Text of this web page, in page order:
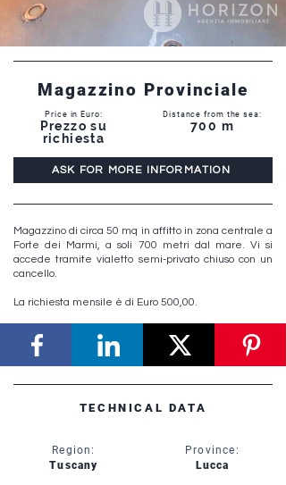
Magazzino Provinciale
Price in Euro:
Prezzo su
richiesta
Distance from the sea:
700 m
ASK FOR MORE INFORMATION
Magazzino di circa 50 mq in affitto in zona centrale a
Forte dei Marmi, a soli 700 metri dal mare. Vi si
accede tramite vialetto semi-privato chiuso con un
cancello.
La richiesta mensile è di Euro 500,00.
TECHNICAL DATA
Region:
Tuscany
Province:
Lucca